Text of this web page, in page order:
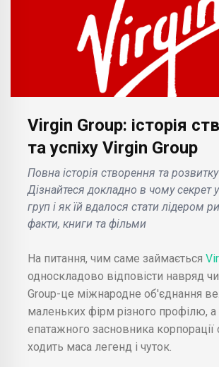
Virgin Group: історія
та успіху Virgin Group
Повна історія створення та
Дізнайтеся докладно в чому секрет
груп і як їй вдалося стати лідером
факти, книги та фільми
На питання, чим саме займається
односкладово відповісти навряд
Group-це міжнародне об'єднання
маленьких фірм різного профілю, а
епатажного засновника корпорації
ходить маса легенд і чуток.